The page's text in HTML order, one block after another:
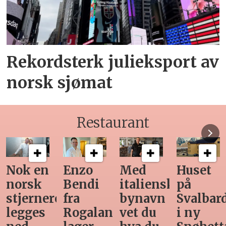
Rekordsterk julieksport av
norsk sjømat
Restaurant
Med
italiensk
bynavn
vet du
Huset
på
Svalbard
i ny
Ny
teknologi
gjør
manuell
Siste
Horeca-
før